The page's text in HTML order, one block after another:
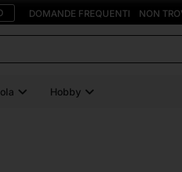
DOMANDE FREQUENTI NON
Hobby